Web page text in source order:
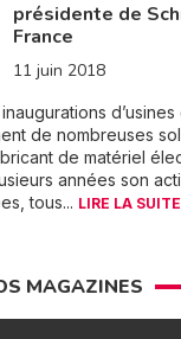
présidente de
France
11 juin 2018
de nombreuses
de matériel
années son
tous... LIRE LA
MAGAZINES